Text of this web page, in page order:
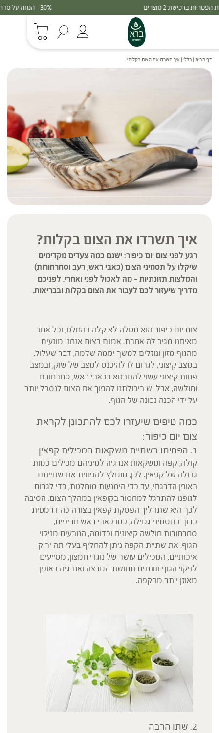
30% - הנחה על סדרת הפטריות ברכישת 3 מוצרים
דף הבית | כללי | איך תשרדו את הצום בקלות?
איך תשרדו את הצום בקלות?
רגע לפני צום יום כיפור: ישנם כמה צעדים מקדימים
שיקלו על תסמיני הצום (כאבי ראש, רעב וסחרחורות)
והמלצות תזונתיות – מה לאכול לפני ואחרי. לפניכם
מדריך שיעזור לכם לעבור את הצום בקלות ובבריאות.
צום יום כיפור הוא מטלה לא קלה בהחלט, וכל אחד
מאיתנו מגיב לה אחרת. אמנם בצום אנחנו מונעים
מהגוף מזון ונוזלים למשך יממה שלמה, דבר שעלול,
במצב קיצוני, לגרום לו להיכנס למצב של שוק, ובמצב
פחות קיצוני עשוי להתבטא בכאבי ראש, סחרחורת
וחולשה, אבל יש ביכולתנו להפוך את הצום לנסבל יותר
על ידי הכנה נכונה של הגוף.
כמה טיפים שיעזרו לכם להתכונן לקראת
צום יום כיפור:
1. הפחיתו בשתיית משקאות המכילים קפאין
קולה, קפה ומשקאות אנרגיה למיניהם מכילים כמות
גדולה של קפאין. לכן, מומלץ להפחית את שתייתם
באופן הדרגתי, עד כדי הימנעות מוחלטת, כדי לגרום
לגופנו להתרגל למחסור בקופאין במהלך הצום. הסיבה
לכך היא שתהליך הפסקת קפאין בצורה כה דרמטית
כרוך בתסמיני גמילה, כמו כאבי ראש חריפים,
סחרחורות חולשה קיצונית וכדומה, הנובעים מניקוי
הגוף. את שתיית הקפה ניתן להחליף בעלי תה ירוק
איכותיים, המכילים עושר של נוגדי חמצון, מסייעים
לניקוי הגוף ונותנים תחושת המרצה ואנרגיה באופן
מאוזן יותר מהקפה.
2. שתו הרבה